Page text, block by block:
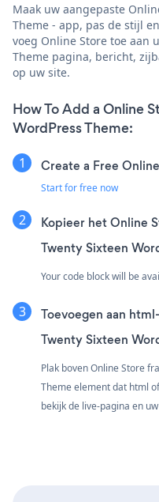
Maak uw aangepaste
Theme - app, pas de stijl
voeg Online Store toe aan
Theme pagina, bericht,
op uw site.
How To Add a Online
WordPress Theme:
Create a Free
Start for free now
Kopieer het Online
Twenty Sixteen
Your code block will be
Toevoegen aan
Twenty Sixteen
Plak boven Online Store
Theme element dat html
bekijk de live-pagina en